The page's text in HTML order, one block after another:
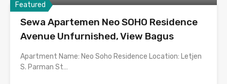
Featured
Sewa Apartemen Neo SOHO Residence
Avenue Unfurnished, View Bagus
Apartment Name: Neo Soho Residence Location: Letjen
S. Parman St…